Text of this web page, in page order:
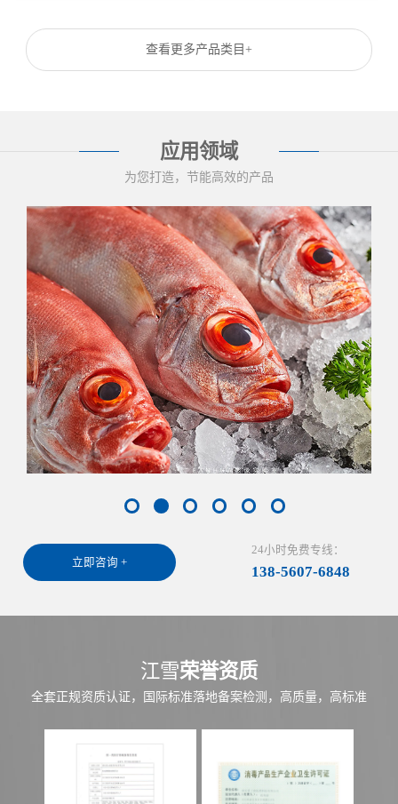
查看更多产品类目+
应用领域
为您打造，节能高效的产品
立即咨询 +
24小时免费专线：
138-5607-6848
江雪荣誉资质
全套正规资质认证，国际标准落地备案检测，高质量，高标准